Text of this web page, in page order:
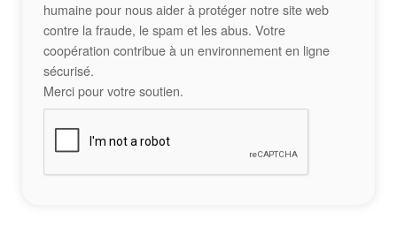
humaine pour nous aider à protéger notre site web
contre la fraude, le spam et les abus. Votre
coopération contribue à un environnement en ligne
sécurisé.
Merci pour votre soutien.